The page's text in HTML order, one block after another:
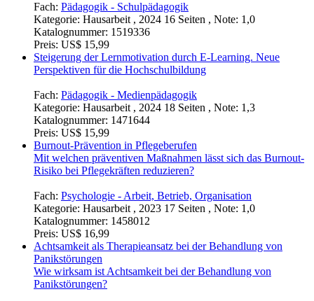
Fach: Pädagogik - Schulpädagogik
Kategorie: Hausarbeit , 2024 16 Seiten , Note: 1,0
Katalognummer: 1519336
Preis: US$ 15,99
Steigerung der Lernmotivation durch E-Learning. Neue
Perspektiven für die Hochschulbildung
Fach: Pädagogik - Medienpädagogik
Kategorie: Hausarbeit , 2024 18 Seiten , Note: 1,3
Katalognummer: 1471644
Preis: US$ 15,99
Burnout-Prävention in Pflegeberufen
Mit welchen präventiven Maßnahmen lässt sich das Burnout-
Risiko bei Pflegekräften reduzieren?
Fach: Psychologie - Arbeit, Betrieb, Organisation
Kategorie: Hausarbeit , 2023 17 Seiten , Note: 1,0
Katalognummer: 1458012
Preis: US$ 16,99
Achtsamkeit als Therapieansatz bei der Behandlung von
Panikstörungen
Wie wirksam ist Achtsamkeit bei der Behandlung von
Panikstörungen?